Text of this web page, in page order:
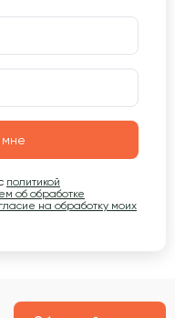
политикой
об обработке
на обработку моих